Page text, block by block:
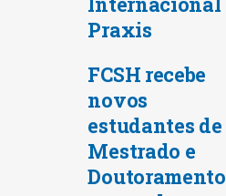
Praxis
FCSH recebe
novos
estudantes de
Mestrado e
Doutoramento